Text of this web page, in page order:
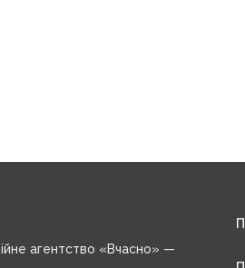
агентство «Вчасно» —